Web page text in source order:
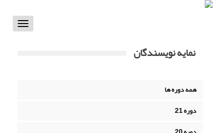
Toggle
نمایه نویسندگان
همه دوره ها
دوره 21